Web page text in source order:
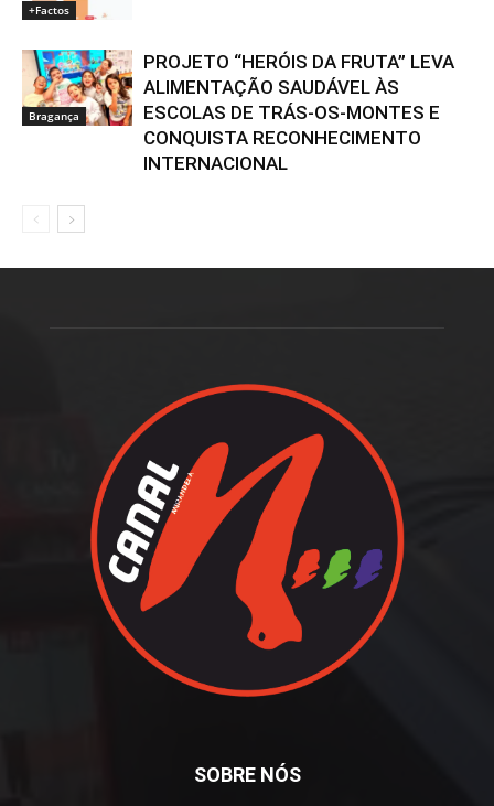
+Factos
Bragança
PROJETO “HERÓIS DA FRUTA” LEVA
ALIMENTAÇÃO SAUDÁVEL ÀS
ESCOLAS DE TRÁS-OS-MONTES E
CONQUISTA RECONHECIMENTO
INTERNACIONAL
SOBRE NÓS